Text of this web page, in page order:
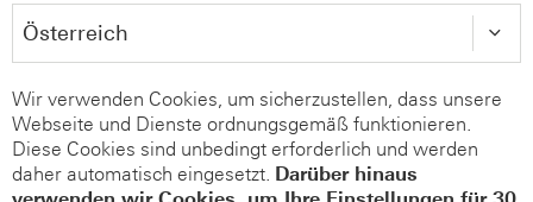
Wir verwenden Cookies, um sicherzustellen, dass unsere
Webseite und Dienste ordnungsgemäß funktionieren.
Diese Cookies sind unbedingt erforderlich und werden
daher automatisch eingesetzt. Darüber hinaus